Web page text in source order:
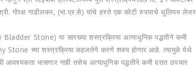
गोरक्ष गाडीलकर, (भा.प्र.से) यांचे हस्‍ते एक कोटी रुपयाचे थुलियम लेजर
Stone) या सारख्‍या शस्‍त्रक्रिया अत्‍याधुनिक पद्धतीने कमी
Stone च्‍या शस्‍त्रक्रिया सहजतेने करणे शक्‍य होणार आहे. त्‍यामुळे येथे
आवश्‍यकता भासणार नाही तसेच अत्‍याधुनिक पद्धतीने कमी दरात उपचार